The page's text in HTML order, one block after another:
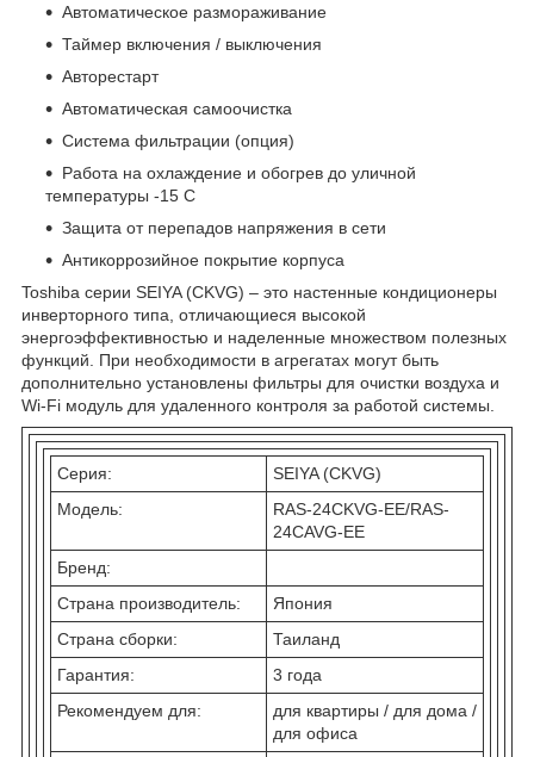
Автоматическое размораживание
Таймер включения / выключения
Авторестарт
Автоматическая самоочистка
Система фильтрации (опция)
Работа на охлаждение и обогрев до уличной
температуры -15 С
Защита от перепадов напряжения в сети
Антикоррозийное покрытие корпуса
Toshiba серии SEIYA (CKVG) – это настенные кондиционеры
инверторного типа, отличающиеся высокой
энергоэффективностью и наделенные множеством полезных
функций. При необходимости в агрегатах могут быть
дополнительно установлены фильтры для очистки воздуха и
Wi-Fi модуль для удаленного контроля за работой системы.
Серия:
SEIYA (CKVG)
Модель:
RAS-24CKVG-EE/RAS-
24CAVG-EE
Бренд:
Страна производитель:
Япония
Страна сборки:
Таиланд
Гарантия:
3 года
Рекомендуем для:
для квартиры / для дома /
для офиса